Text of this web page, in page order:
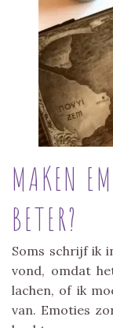
MAKEN
BETER?
Soms schrijf ik
vond, omdat
lachen, of ik
van. Emoties